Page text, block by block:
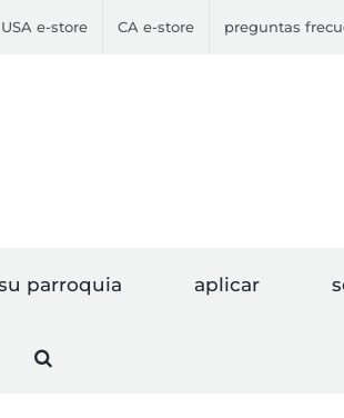
USA e-store CA e-store preguntas
parroquia aplicar